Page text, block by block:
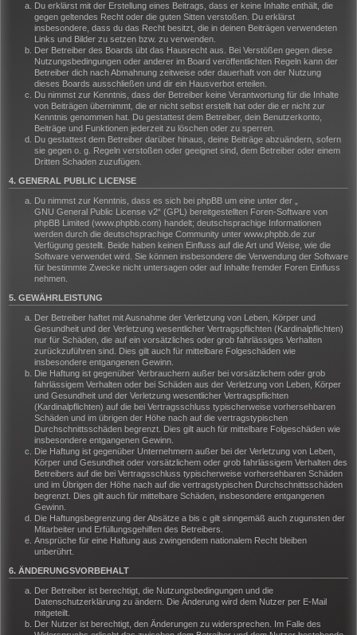
Du erklärst mit der Erstellung eines Beitrags, dass er keine Inhalte enthält, die
gegen geltendes Recht oder die guten Sitten verstoßen. Du erklärst
insbesondere, dass du das Recht besitzt, die in deinen Beiträgen verwendeten
Links und Bilder zu setzen bzw. zu verwenden.
Der Betreiber des Boards übt das Hausrecht aus. Bei Verstößen gegen diese
Nutzungsbedingungen oder anderer im Board veröffentlichten Regeln kann der
Betreiber dich nach Abmahnung zeitweise oder dauerhaft von der Nutzung
dieses Boards ausschließen und dir ein Hausverbot erteilen.
Du nimmst zur Kenntnis, dass der Betreiber keine Verantwortung für die Inhalte
von Beiträgen übernimmt, die er nicht selbst erstellt hat oder die er nicht zur
Kenntnis genommen hat. Du gestattest dem Betreiber, dein Benutzerkonto,
Beiträge und Funktionen jederzeit zu löschen oder zu sperren.
Du gestattest dem Betreiber darüber hinaus, deine Beiträge abzuändern, sofern
sie gegen o. g. Regeln verstoßen oder geeignet sind, dem Betreiber oder einem
Dritten Schaden zuzufügen.
4. GENERAL PUBLIC LICENSE
Du nimmst zur Kenntnis, dass es sich bei phpBB um eine unter der „
GNU General Public License v2“ (GPL) bereitgestellten Foren-Software von
phpBB Limited (www.phpbb.com) handelt; deutschsprachige Informationen
werden durch die deutschsprachige Community unter www.phpbb.de zur
Verfügung gestellt. Beide haben keinen Einfluss auf die Art und Weise, wie die
Software verwendet wird. Sie können insbesondere die Verwendung der Software
für bestimmte Zwecke nicht untersagen oder auf Inhalte fremder Foren Einfluss
nehmen.
5. GEWÄHRLEISTUNG
Der Betreiber haftet mit Ausnahme der Verletzung von Leben, Körper und
Gesundheit und der Verletzung wesentlicher Vertragspflichten (Kardinalpflichten)
nur für Schäden, die auf ein vorsätzliches oder grob fahrlässiges Verhalten
zurückzuführen sind. Dies gilt auch für mittelbare Folgeschäden wie
insbesondere entgangenen Gewinn.
Die Haftung ist gegenüber Verbrauchern außer bei vorsätzlichem oder grob
fahrlässigem Verhalten oder bei Schäden aus der Verletzung von Leben, Körper
und Gesundheit und der Verletzung wesentlicher Vertragspflichten
(Kardinalpflichten) auf die bei Vertragsschluss typischerweise vorhersehbaren
Schäden und im übrigen der Höhe nach auf die vertragstypischen
Durchschnittsschäden begrenzt. Dies gilt auch für mittelbare Folgeschäden wie
insbesondere entgangenen Gewinn.
Die Haftung ist gegenüber Unternehmern außer bei der Verletzung von Leben,
Körper und Gesundheit oder vorsätzlichem oder grob fahrlässigem Verhalten des
Betreibers auf die bei Vertragsschluss typischerweise vorhersehbaren Schäden
und im Übrigen der Höhe nach auf die vertragstypischen Durchschnittsschäden
begrenzt. Dies gilt auch für mittelbare Schäden, insbesondere entgangenen
Gewinn.
Die Haftungsbegrenzung der Absätze a bis c gilt sinngemäß auch zugunsten der
Mitarbeiter und Erfüllungsgehilfen des Betreibers.
Ansprüche für eine Haftung aus zwingendem nationalem Recht bleiben
unberührt.
6. ÄNDERUNGSVORBEHALT
Der Betreiber ist berechtigt, die Nutzungsbedingungen und die
Datenschutzerklärung zu ändern. Die Änderung wird dem Nutzer per E-Mail
mitgeteilt.
Der Nutzer ist berechtigt, den Änderungen zu widersprechen. Im Falle des